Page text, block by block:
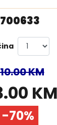
KM
KM
-70%